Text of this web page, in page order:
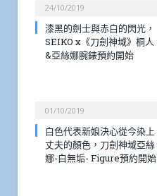
24/10/2019
漆黑的劍士與赤白的閃光，
SEIKO x《刀劍神域》桐人
&亞絲娜腕錶預約開始
01/10/2019
白色代表新娘決心從今染上
丈夫的顏色，刀劍神域亞絲
娜-白無垢- Figure預約開始